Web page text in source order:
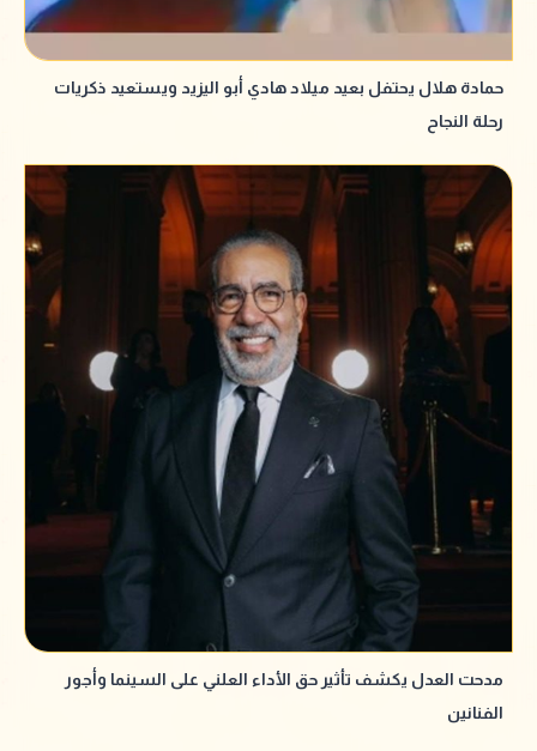
حمادة هلال يحتفل بعيد ميلاد هادي أبو اليزيد ويستعيد ذكريات
رحلة النجاح
مدحت العدل يكشف تأثير حق الأداء العلني على السينما وأجور
الفنانين